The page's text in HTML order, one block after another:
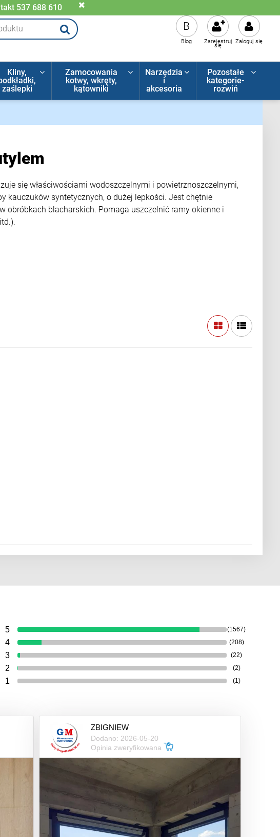
537 688 610
B
Blog Zaloguj się
Zarejestruj
się
Kliny,
zaślepki
Zamocowania
kotwy, wkręty,
kątowniki
Narzędzia
i
akcesoria
Pozostałe
kategorie-
rozwiń
się właściwościami wodoszczelnymi i powietrznoszczelnymi,
kauczuków syntetycznych, o dużej lepkości. Jest chętnie
obróbkach blacharskich. Pomaga uszczelnić ramy okienne i
5 (1567)
4 (208)
3 (22)
2 (2)
1 (1)
ZBIGNIEW
Dodano: 2026-05-20
Opinia zweryfikowana